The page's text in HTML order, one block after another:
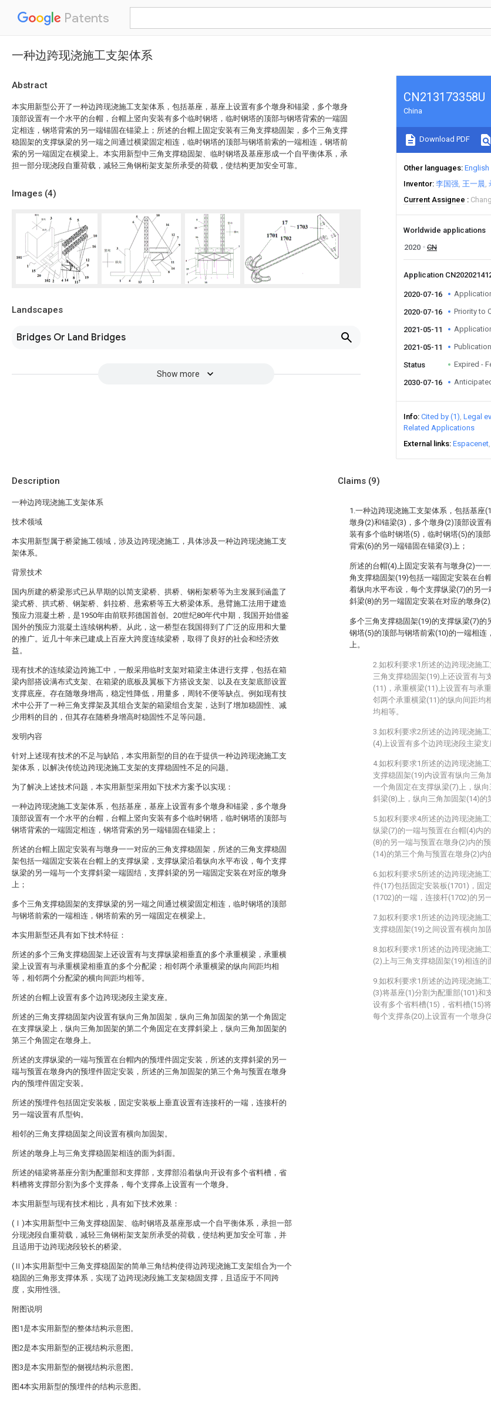
Patents
一种边跨现浇施工支架体系
Abstract
本实用新型公开了一种边跨现浇施工支架体系，包括基座，基座上设置有多个墩身和锚梁，多个墩身
顶部设置有一个水平的台帽，台帽上竖向安装有多个临时钢塔，临时钢塔的顶部与钢塔背索的一端固
定相连，钢塔背索的另一端锚固在锚梁上；所述的台帽上固定安装有三角支撑稳固架，多个三角支撑
稳固架的支撑纵梁的另一端之间通过横梁固定相连，临时钢塔的顶部与钢塔前索的一端相连，钢塔前
索的另一端固定在横梁上。本实用新型中三角支撑稳固架、临时钢塔及基座形成一个自平衡体系，承
担一部分现浇段自重荷载，减轻三角钢桁架支架所承受的荷载，使结构更加安全可靠。
Images (4)
Landscapes
Bridges Or Land Bridges
Show more
CN213173358U
China
Download PDF
Other languages English
Inventor 李国强 王一晨
Current Assignee
Worldwide applications
2020
CN
Application
2020-07-16
2020-07-16 Priority to
2021-05-11
2021-05-11
Status Expired -
2030-07-16
Info Cited by (1) Legal
Related Applications
External links Espacenet
Description
一种边跨现浇施工支架体系
技术领域
本实用新型属于桥梁施工领域，涉及边跨现浇施工，具体涉及一种边跨现浇施工支
架体系。
背景技术
国内所建的桥梁形式已从早期的以简支梁桥、拱桥、钢桁架桥等为主发展到涵盖了
梁式桥、拱式桥、钢架桥、斜拉桥、悬索桥等五大桥梁体系。悬臂施工法用于建造
预应力混凝土桥，是1950年由前联邦德国首创。20世纪80年代中期，我国开始借鉴
国外的预应力混凝土连续钢构桥。从此，这一桥型在我国得到了广泛的应用和大量
的推广。近几十年来已建成上百座大跨度连续梁桥，取得了良好的社会和经济效
益。
现有技术的连续梁边跨施工中，一般采用临时支架对箱梁主体进行支撑，包括在箱
梁内部搭设满布式支架、在箱梁的底板及翼板下方搭设支架、以及在支架底部设置
支撑底座。存在随墩身增高，稳定性降低，用量多，周转不便等缺点。例如现有技
术中公开了一种三角支撑架及其组合支架的箱梁组合支架，达到了增加稳固性、减
少用料的目的，但其存在随桥身增高时稳固性不足等问题。
发明内容
针对上述现有技术的不足与缺陷，本实用新型的目的在于提供一种边跨现浇施工支
架体系，以解决传统边跨现浇施工支架的支撑稳固性不足的问题。
为了解决上述技术问题，本实用新型采用如下技术方案予以实现：
一种边跨现浇施工支架体系，包括基座，基座上设置有多个墩身和锚梁，多个墩身
顶部设置有一个水平的台帽，台帽上竖向安装有多个临时钢塔，临时钢塔的顶部与
钢塔背索的一端固定相连，钢塔背索的另一端锚固在锚梁上；
所述的台帽上固定安装有与墩身一一对应的三角支撑稳固架，所述的三角支撑稳固
架包括一端固定安装在台帽上的支撑纵梁，支撑纵梁沿着纵向水平布设，每个支撑
纵梁的另一端与一个支撑斜梁一端固结，支撑斜梁的另一端固定安装在对应的墩身
上；
多个三角支撑稳固架的支撑纵梁的另一端之间通过横梁固定相连，临时钢塔的顶部
与钢塔前索的一端相连，钢塔前索的另一端固定在横梁上。
本实用新型还具有如下技术特征：
所述的多个三角支撑稳固架上还设置有与支撑纵梁相垂直的多个承重横梁，承重横
梁上设置有与承重横梁相垂直的多个分配梁；相邻两个承重横梁的纵向间距均相
等，相邻两个分配梁的横向间距均相等。
所述的台帽上设置有多个边跨现浇段主梁支座。
所述的三角支撑稳固架内设置有纵向三角加固架，纵向三角加固架的第一个角固定
在支撑纵梁上，纵向三角加固架的第二个角固定在支撑斜梁上，纵向三角加固架的
第三个角固定在墩身上。
所述的支撑纵梁的一端与预置在台帽内的预埋件固定安装，所述的支撑斜梁的另一
端与预置在墩身内的预埋件固定安装，所述的三角加固架的第三个角与预置在墩身
内的预埋件固定安装。
所述的预埋件包括固定安装板，固定安装板上垂直设置有连接杆的一端，连接杆的
另一端设置有爪型钩。
相邻的三角支撑稳固架之间设置有横向加固架。
所述的墩身上与三角支撑稳固架相连的面为斜面。
所述的锚梁将基座分割为配重部和支撑部，支撑部沿着纵向开设有多个省料槽，省
料槽将支撑部分割为多个支撑条，每个支撑条上设置有一个墩身。
本实用新型与现有技术相比，具有如下技术效果：
(Ⅰ)本实用新型中三角支撑稳固架、临时钢塔及基座形成一个自平衡体系，承担一部
分现浇段自重荷载，减轻三角钢桁架支架所承受的荷载，使结构更加安全可靠，并
且适用于边跨现浇段较长的桥梁。
(Ⅱ)本实用新型中三角支撑稳固架的简单三角结构使得边跨现浇施工支架组合为一个
稳固的三角形支撑体系，实现了边跨现浇段施工支架稳固支撑，且适应于不同跨
度，实用性强。
附图说明
图1是本实用新型的整体结构示意图。
图2是本实用新型的正视结构示意图。
图3是本实用新型的侧视结构示意图。
图4本实用新型的预埋件的结构示意图。
Claims (9)
1.一种边跨现浇施工支架体系，包括基座
墩身(2)和锚梁(3)，多个墩身(2)顶部设置
装有多个临时钢塔(5)，临时钢塔(5)的顶
背索(6)的另一端锚固在锚梁(3)上；
所述的台帽(4)上固定安装有与墩身(2)一
角支撑稳固架(19)包括一端固定安装在台
着纵向水平布设，每个支撑纵梁(7)的另
斜梁(8)的另一端固定安装在对应的墩身(2)
多个三角支撑稳固架(19)的支撑纵梁(7)
钢塔(5)的顶部与钢塔前索(10)的一端相连
上。
2.如权利要求1所述的边跨现浇施
三角支撑稳固架(19)上还设置有与
(11)，承重横梁(11)上设置有与承
邻两个承重横梁(11)的纵向间距均
均相等。
3.如权利要求2所述的边跨现浇施
(4)上设置有多个边跨现浇段主梁支
4.如权利要求1所述的边跨现浇施
支撑稳固架(19)内设置有纵向三角
一个角固定在支撑纵梁(7)上，纵
斜梁(8)上，纵向三角加固架(14)的
5.如权利要求4所述的边跨现浇施
纵梁(7)的一端与预置在台帽(4)内
(8)的另一端与预置在墩身(2)内的
(14)的第三个角与预置在墩身(2)内
6.如权利要求5所述的边跨现浇施
件(17)包括固定安装板(1701)，固
(1702)的一端，连接杆(1702)的另
7.如权利要求1所述的边跨现浇施
支撑稳固架(19)之间设置有横向加
8.如权利要求1所述的边跨现浇施
(2)上与三角支撑稳固架(19)相连的
9.如权利要求1所述的边跨现浇施
(3)将基座(1)分割为配重部(101)和
设有多个省料槽(15)，省料槽(15)
每个支撑条(20)上设置有一个墩身